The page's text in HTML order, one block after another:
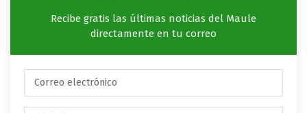
Recibe gratis las últimas noticias del Maule
directamente en tu correo